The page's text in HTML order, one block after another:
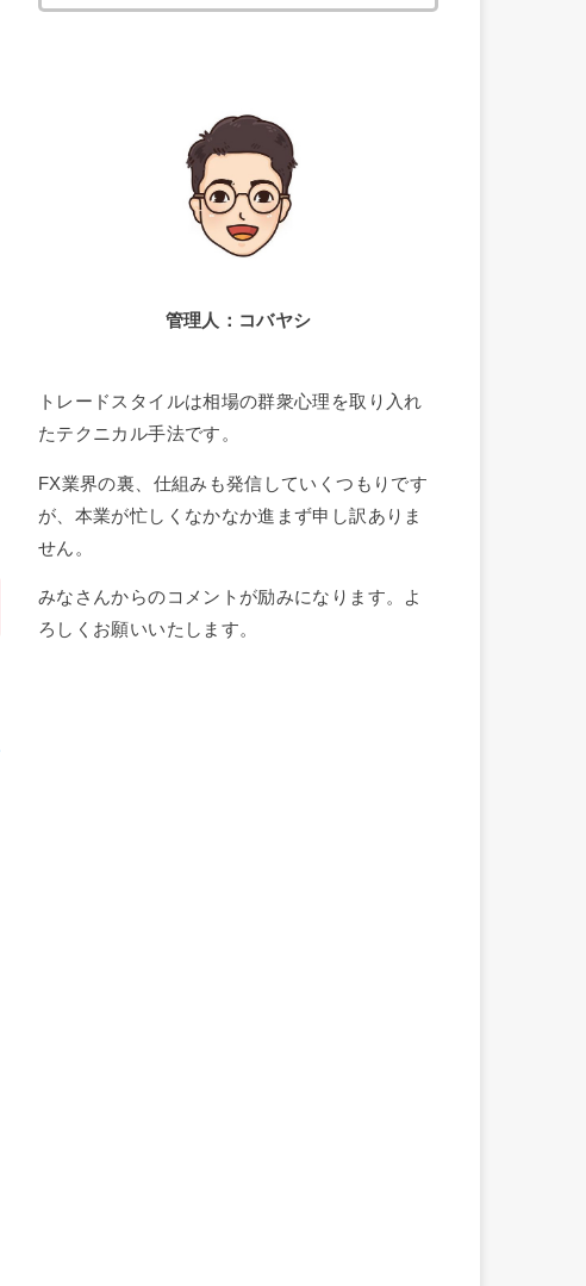
索:
管理人：コバヤシ
トレードスタイルは相場の群衆心理を取り入れ
たテクニカル手法です。
FX業界の裏、仕組みも発信していくつもりです
が、本業が忙しくなかなか進まず申し訳ありま
せん。
みなさんからのコメントが励みになります。よ
ろしくお願いいたします。